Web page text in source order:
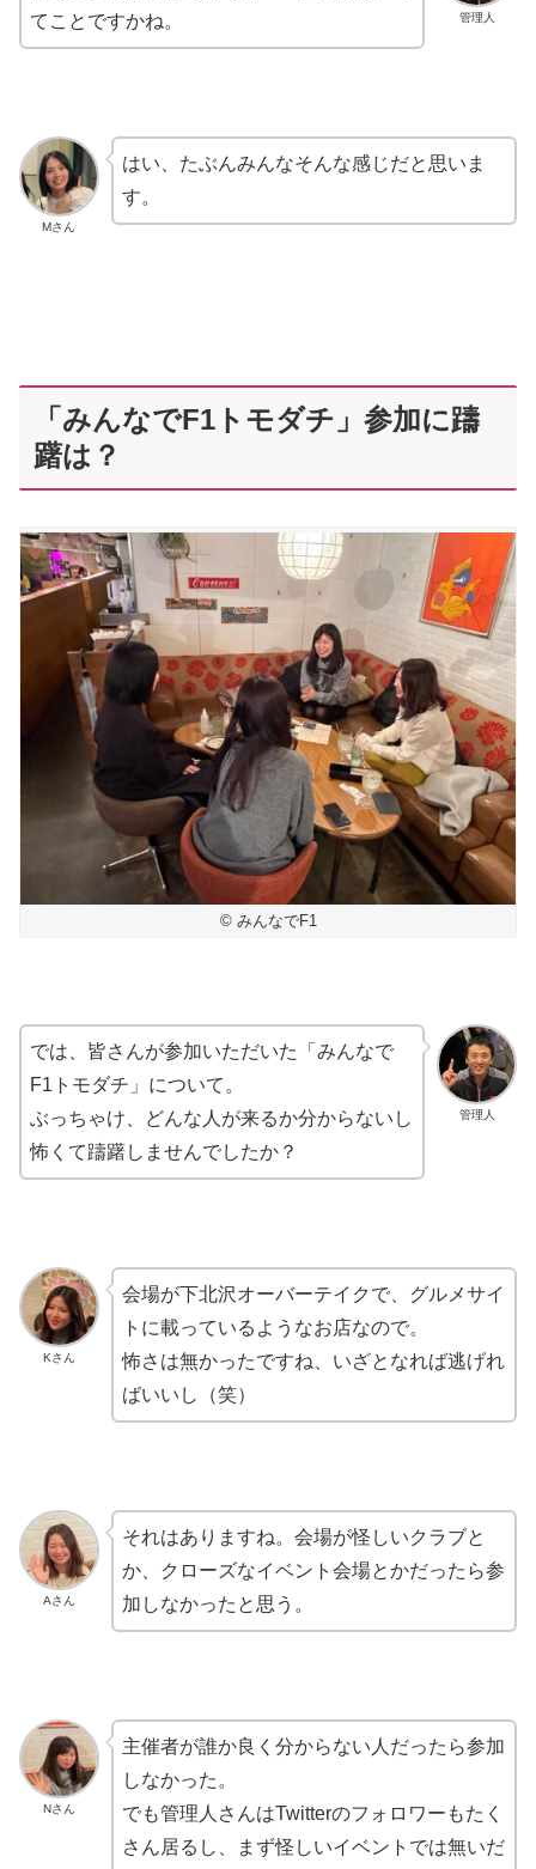
管理人
てことですかね。
Mさん
はい、たぶんみんなそんな感じだと思いま
す。
「みんなでF1トモダチ」参加に躊
躇は？
© みんなでF1
管理人
では、皆さんが参加いただいた「みんなで
F1トモダチ」について。
ぶっちゃけ、どんな人が来るか分からないし
怖くて躊躇しませんでしたか？
Kさん
会場が下北沢オーバーテイクで、グルメサイ
トに載っているようなお店なので。
怖さは無かったですね、いざとなれば逃げれ
ばいいし（笑）
Aさん
それはありますね。会場が怪しいクラブと
か、クローズなイベント会場とかだったら参
加しなかったと思う。
Nさん
主催者が誰か良く分からない人だったら参加
しなかった。
でも管理人さんはTwitterのフォロワーもたく
さん居るし、まず怪しいイベントでは無いだ